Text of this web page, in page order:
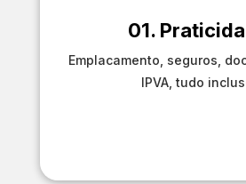
01.
Emplacamento, seguros,
IPVA, tudo